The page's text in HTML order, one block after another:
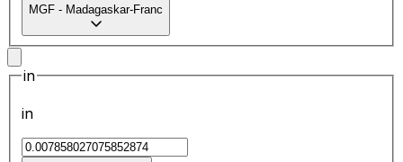
MGF - Madagaskar-Franc
in
in